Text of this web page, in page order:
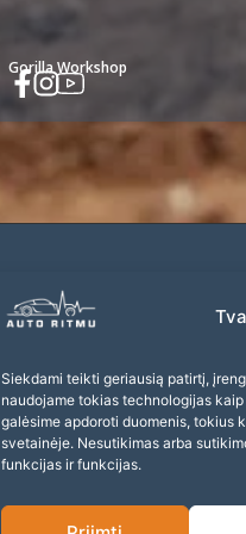
Siekdami teikti geriausią patirtį,
naudojame tokias technologijas
galėsime apdoroti duomenis, tokius
svetainėje. Nesutikimas arba
funkcijas ir funkcijas.
Gorilla Workshop